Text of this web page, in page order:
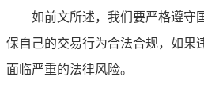
如前文所述，我们要严格遵守
保自己的交易行为合法合规，如果
面临严重的法律风险。